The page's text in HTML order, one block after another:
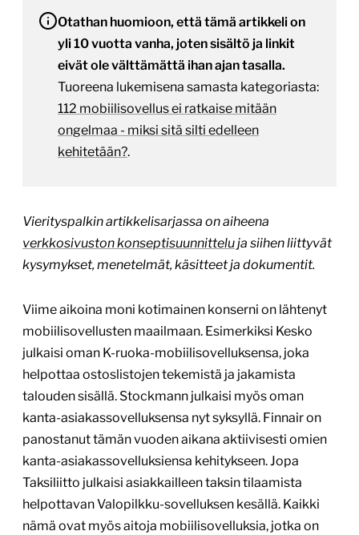
Otathan huomioon, että tämä artikkeli on
yli 10 vuotta vanha, joten sisältö ja linkit
eivät ole välttämättä ihan ajan tasalla.
Tuoreena lukemisena samasta kategoriasta:
112 mobiilisovellus ei ratkaise mitään
ongelmaa - miksi sitä silti edelleen
kehitetään?.
Vierityspalkin artikkelisarjassa on aiheena
verkkosivuston konseptisuunnitteluja siihen liittyvät
kysymykset, menetelmät, käsitteet ja dokumentit.
Viime aikoina moni kotimainen konserni on lähtenyt
mobiilisovellusten maailmaan. Esimerkiksi Kesko
julkaisi oman K-ruoka-mobiilisovelluksensa, joka
helpottaa ostoslistojen tekemistä ja jakamista
talouden sisällä. Stockmann julkaisi myös oman
kanta-asiakassovelluksensa nyt syksyllä. Finnair on
panostanut tämän vuoden aikana aktiivisesti omien
kanta-asiakassovelluksiensa kehitykseen. Jopa
Taksiliitto julkaisi asiakkailleen taksin tilaamista
helpottavan Valopilkku-sovelluksen kesällä. Kaikki
nämä ovat myös aitoja mobiilisovelluksia, jotka on